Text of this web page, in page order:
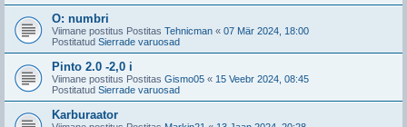
O: numbri
Viimane postitus Postitas Tehnicman « 07 Mär 2024, 18:00
Postitatud Sierrade varuosad
Pinto 2.0 -2,0 i
Viimane postitus Postitas Gismo05 « 15 Veebr 2024, 08:45
Postitatud Sierrade varuosad
Karburaator